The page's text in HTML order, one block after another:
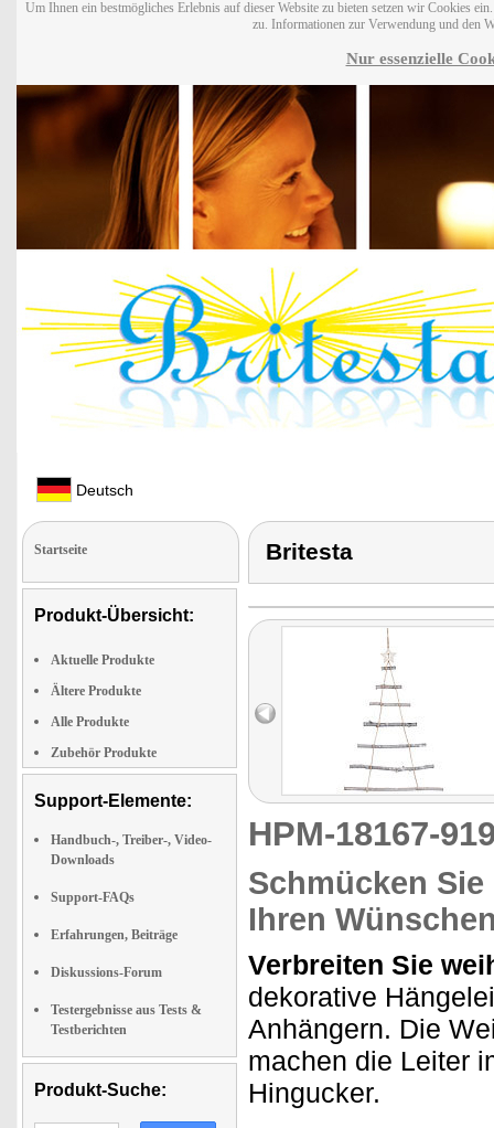
Um Ihnen ein bestmögliches Erlebnis auf dieser Website zu bieten setzen wir Cookies
zu. Informationen zur Verwendung und den
Nur essenzielle
Deutsch
Startseite
Produkt-Übersicht:
Aktuelle Produkte
Ältere Produkte
Alle Produkte
Zubehör Produkte
Support-Elemente:
Handbuch-, Treiber-, Video-
Downloads
Support-FAQs
Erfahrungen, Beiträge
Diskussions-Forum
Testergebnisse aus Tests &
Testberichten
Produkt-Suche:
Britesta
HPM-18167-
Schmücken
Ihren
Verbreiten Sie
dekorative
Anhängern. Die
machen die Leiter
Hingucker.